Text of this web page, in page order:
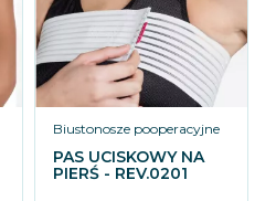
Biustonosze pooperacyjne
PAS UCISKOWY NA
PIERŚ - REV.0201